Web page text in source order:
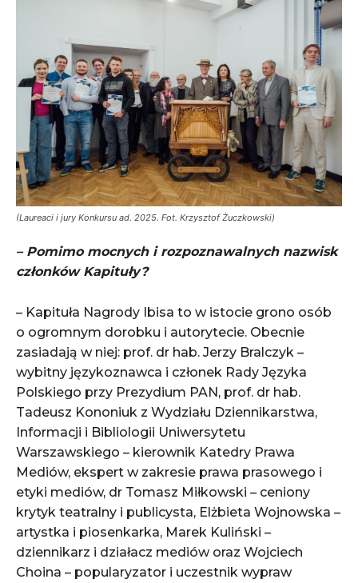
(Laureaci i jury Konkursu ad. 2025. Fot. Krzysztof Żuczkowski)
– Pomimo mocnych i rozpoznawalnych nazwisk
członków Kapituły?
– Kapituła Nagrody Ibisa to w istocie grono osób
o ogromnym dorobku i autorytecie. Obecnie
zasiadają w niej: prof. dr hab. Jerzy Bralczyk –
wybitny językoznawca i członek Rady Języka
Polskiego przy Prezydium PAN, prof. dr hab.
Tadeusz Kononiuk z Wydziału Dziennikarstwa,
Informacji i Bibliologii Uniwersytetu
Warszawskiego – kierownik Katedry Prawa
Mediów, ekspert w zakresie prawa prasowego i
etyki mediów, dr Tomasz Miłkowski – ceniony
krytyk teatralny i publicysta, Elżbieta Wojnowska –
artystka i piosenkarka, Marek Kuliński –
dziennikarz i działacz mediów oraz Wojciech
Choina – popularyzator i uczestnik wypraw